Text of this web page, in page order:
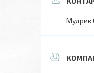
Мудрик